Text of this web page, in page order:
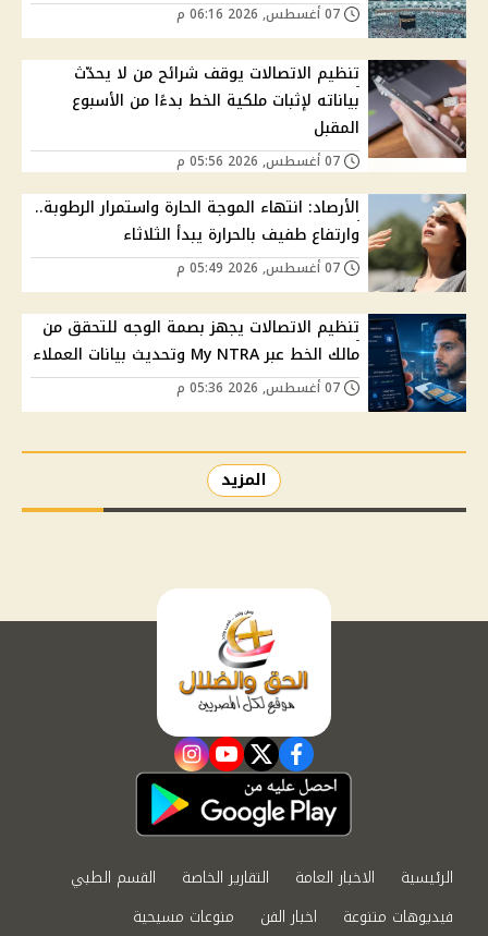
تنظيم الاتصالات يوقف شرائح من لا يحدّث
بياناته لإثبات ملكية الخط بدءًا من الأسبوع
المقبل
الأرصاد: انتهاء الموجة الحارة واستمرار الرطوبة..
وارتفاع طفيف بالحرارة يبدأ الثلاثاء
تنظيم الاتصالات يجهز بصمة الوجه للتحقق من
مالك الخط عبر My NTRA وتحديث بيانات العملاء
المزيد
facebook
twitter
youtube
instagram
الرئيسية الاخبار العامة التقارير الخاصة
القسم الطبي
فيديوهات متنوعة
اخبار الفن منوعات مسيحية